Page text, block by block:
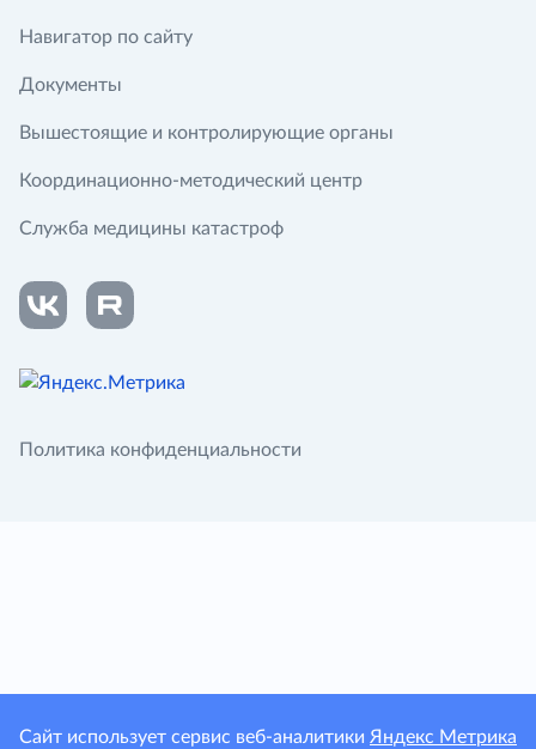
Навигатор по сайту
Документы
Вышестоящие и контролирующие органы
Координационно-методический центр
Служба медицины катастроф
Политика конфиденциальности
Сайт использует сервис веб-аналитики Яндекс Метрика